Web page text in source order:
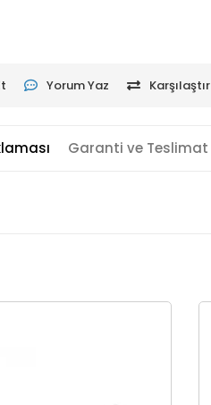
Yorum Yaz Karşılaştır
Garanti ve Teslimat